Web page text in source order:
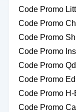
Code Promo
Code Promo
Code Promo
Code Promo
Code Promo
Code Promo
Code Promo H-
Code Promo